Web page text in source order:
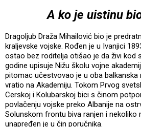
A ko je uistinu
Dragoljub Draža Mihailović bio je
kraljevske vojske. Rođen je u Ivanjici
ostao bez roditelja otišao je da živi kod
godine upisuje Nižu školu vojne
pitomac učestvovao je u oba balkanska
vratio na Akademiju. Tokom Prvog
Cerskoj i Kolubarskoj bici s činom
povlačenju vojske preko Albanije na
Solunskom frontu biva ranjen i nekoliko
unapređen je u čin poručnika.